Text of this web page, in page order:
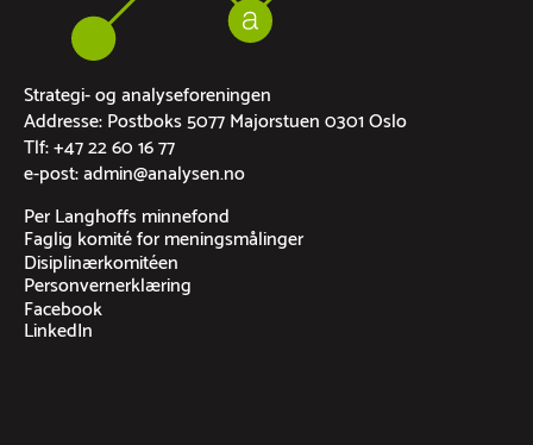
Strategi- og analyseforeningen
Addresse: Postboks 5077 Majorstuen 0301 Oslo
Tlf: +47 22 60 16 77
e-post: admin@analysen.no
Per Langhoffs minnefond
Faglig komité for meningsmålinger
Disiplinærkomitéen
Personvernerklæring
Facebook
LinkedIn